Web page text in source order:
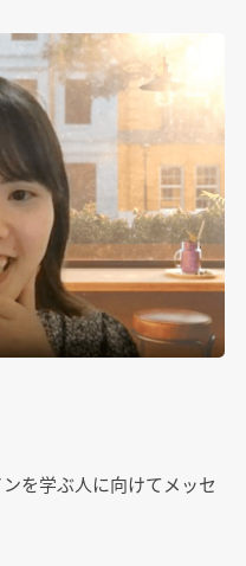
を学ぶ人に向けてメッセ